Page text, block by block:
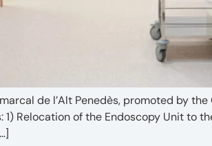
de l’Alt Penedès, promoted by
Relocation of the Endoscopy Unit to